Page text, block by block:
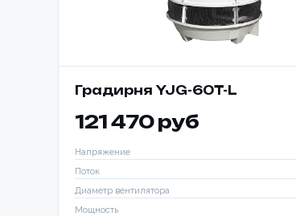
Градирня YJG-60T-L
121 470 руб
Напряжение
Поток
Диаметр вентилятора
Мощность